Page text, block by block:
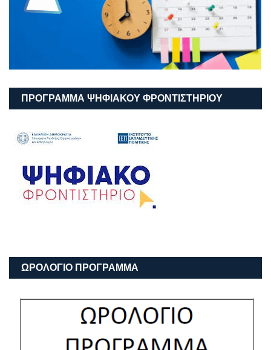
ΠΡΟΓΡΑΜΜΑ ΨΗΦΙΑΚΟΥ ΦΡΟΝΤΙΣΤΗΡΙΟΥ
ΩΡΟΛΟΓΙΟ ΠΡΟΓΡΑΜΜΑ